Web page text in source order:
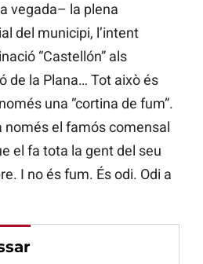
vegada– la plena
del municipi, l’intent
“Castellón” als
de la Plana… Tot això és
una “cortina de fum”.
només el famós comensal
el fa tota la gent del seu
I no és fum. És odi. Odi a